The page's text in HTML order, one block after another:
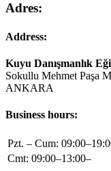
Adres:
Address:
Kuyu Danışmanlık
Sokullu Mehmet Paşa
ANKARA
Business hours:
Pzt. – Cum:
Cmt: 09:00–13:00–